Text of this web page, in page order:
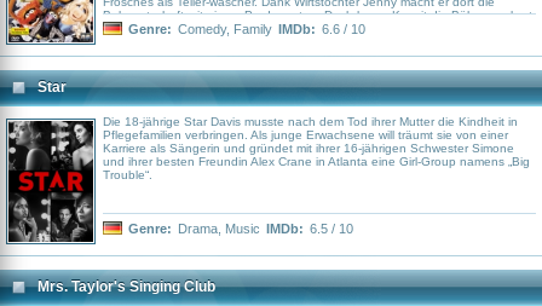
Bekanntschaft mit einem Produzenten. Doch bevor Kermit die Bühne erobert,
kommt er versehentlich unter die Räder.
Genre: Comedy, Family IMDb: 6.6 / 10
Star
Die 18-jährige Star Davis musste nach dem Tod ihrer Mutter die Kindheit in
Pflegefamilien verbringen. Als junge Erwachsene will träumt sie von einer
Karriere als Sängerin und gründet mit ihrer 16-jährigen Schwester Simone
und ihrer besten Freundin Alex Crane in Atlanta eine Girl-Group namens „Big
Trouble“.
Genre: Drama Music IMDb: 6.5 / 10
Mrs. Taylor's Singing Club